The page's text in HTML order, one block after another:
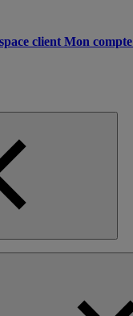
client Mon compte